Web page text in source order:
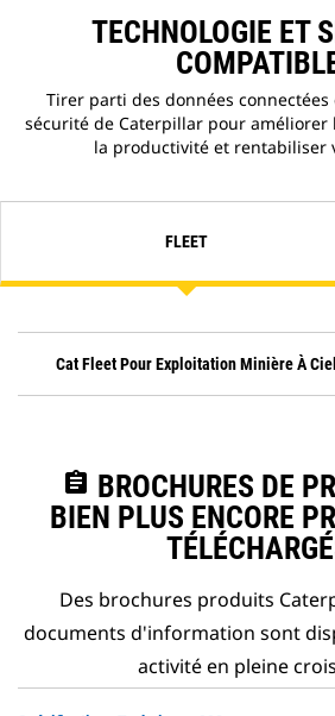
TECHNOLOGIE ET
Tirer parti des données
sécurité de Caterpillar pour améliorer
la productivité et rentabiliser
FLEET
Cat Fleet Pour Exploitation Minière À
assignment BROCHURES DE
BIEN PLUS ENCORE
Des brochures produits
documents d'information sont
activité en pleine